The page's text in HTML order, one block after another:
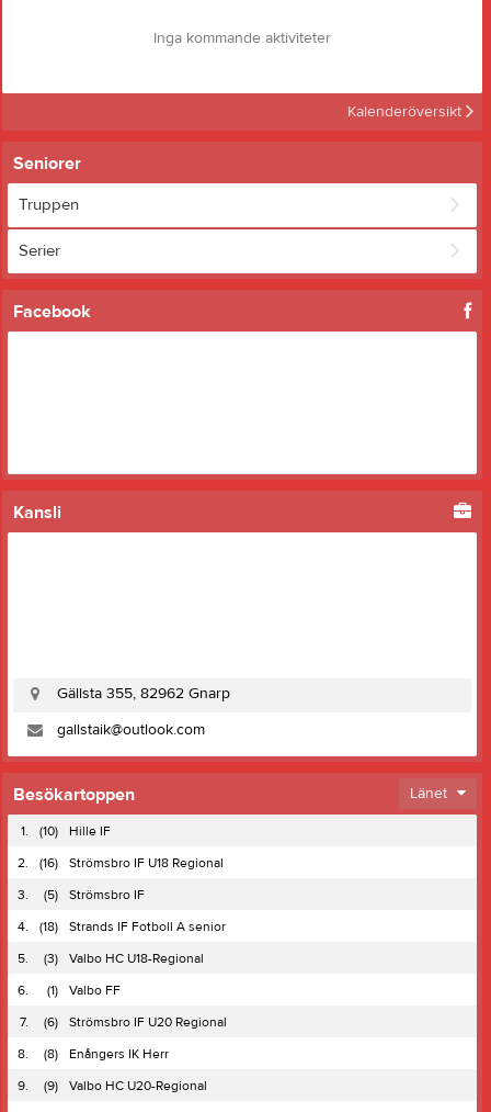
Inga kommande aktiviteter
Kalenderöversikt
Seniorer
Truppen
Serier
Facebook
Kansli
Gällsta 355, 82962 Gnarp
gallstaik@outlook.com
Besökartoppen Länet
1. (10)
Hille IF
2.
(16)
Strömsbro IF U18 Regional
3.
(5)
Strömsbro IF
4.
(18)
Strands IF Fotboll A senior
5.
(3)
Valbo HC U18-Regional
6.
(1)
Valbo FF
7.
(6)
Strömsbro IF U20 Regional
8.
(8)
Enångers IK Herr
9.
(9)
Valbo HC U20-Regional